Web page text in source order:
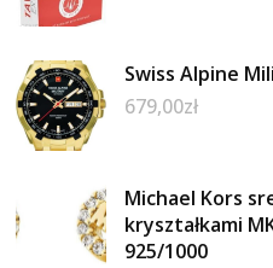
Swiss Alpine
679,00zł
Michael Kors
kryształkami
925/1000